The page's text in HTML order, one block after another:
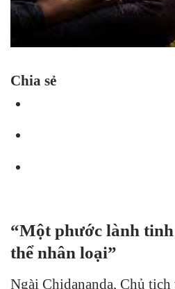
Chia sẻ
“Một phước lành
thể nhân loại”
Ngài Chidananda, Chủ